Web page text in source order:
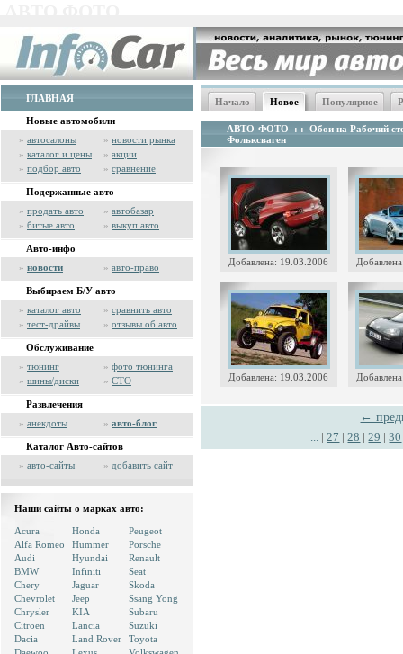
ГЛАВНАЯ
Новые автомобили
» автосалоны » новости рынка
» каталог и цены » акции
» подбор авто » сравнение
Подержанные авто
» продать авто » автобазар
» битые авто » выкуп авто
Авто-инфо
» новости » авто-право
Выбираем Б/У авто
» каталог авто » сравнить авто
» тест-драйвы » отзывы об авто
Обслуживание
» тюнинг » фото тюнинга
» шины/диски » СТО
Развлечения
» анекдоты » авто-блог
Каталог Авто-сайтов
» авто-сайты » добавить сайт
Наши сайты о марках авто:
Acura
Alfa Romeo
Audi
BMW
Chery
Chevrolet
Chrysler
Citroen
Dacia
Honda
Hummer
Hyundai
Infiniti
Jaguar
Jeep
KIA
Lancia
Land Rover
Peugeot
Porsche
Renault
Seat
Skoda
Ssang Yong
Subaru
Suzuki
Toyota
Начало Новое Популярное
АВТО-ФОТО : : Обои на Рабочий
Фольксваген
Добавлена: 19.03.2006
Добавлена: 19.03.2006
←
... |27 |28 |29 |30